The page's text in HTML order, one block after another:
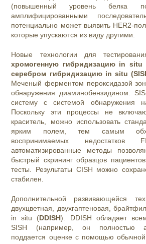
(повышенный уровень белка
амплифицированными
потенциально может выявить HER2-
которые упускаются из виду другими.
Новые технологии для
хромогенную гибридизацию in situ
серебром гибридизацию in situ
Меченый ферментом пероксидазой
обнаружения диаминобензидином.
систему с системой обнаружения
Поскольку эти процессы не
краситель, можно использовать
ярким полем, тем самым
воспринимаемых недостатков
автоматизированные методы
быстрый скрининг образцов
тесты. Результаты CISH можно
стабилен.
Дополнительной развивающейся
двухцветная, двухгаптеновая,
in situ (DDISH). DDISH обладает
SISH (например, он полностью
поддается оценке с помощью